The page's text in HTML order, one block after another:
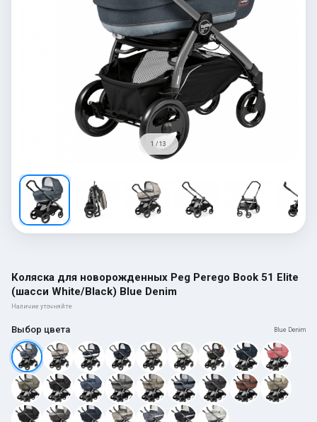
1 / 13
Коляска для новорожденных Peg Perego Book 51 Elite
(шасси White/Black) Blue Denim
Наличие уточняйте
Выбор цвета Blue Denim